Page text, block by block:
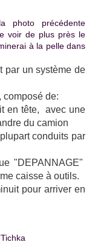
photo précédente
voir de plus près le
à la pelle dans
par un système de
composé de:
en tête, avec une
du camion
conduits par
"DEPANNAGE"
caisse à outils.
pour arriver en